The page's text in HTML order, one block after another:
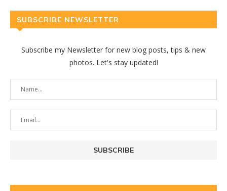
SUBSCRIBE NEWSLETTER
Subscribe my Newsletter for new blog posts, tips & new
photos. Let's stay updated!